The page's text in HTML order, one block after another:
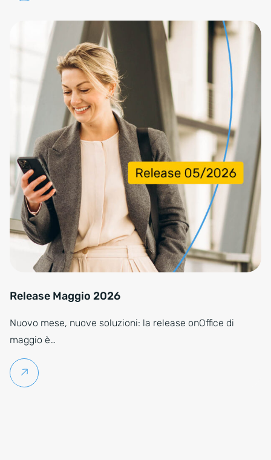
Release Maggio 2026
Nuovo mese, nuove soluzioni: la release onOffice di
maggio è…
Per saperne di più